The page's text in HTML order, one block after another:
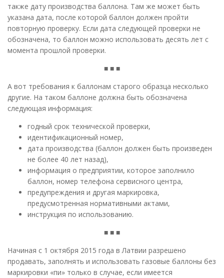
также дату производства баллона. Там же может быть
указана дата, после которой баллон должен пройти
повторную проверку. Если дата следующей проверки не
обозначена, то баллон можно использовать десять лет с
момента прошлой проверки.
■ ■ ■
А вот требования к баллонам старого образца несколько
другие. На таком баллоне должна быть обозначена
следующая информация:
годный срок технической проверки,
идентификационный номер,
дата производства (баллон должен быть произведен
не более 40 лет назад),
информация о предприятии, которое заполнило
баллон, номер телефона сервисного центра,
предупреждения и другая маркировка,
предусмотренная нормативными актами,
инструкция по использованию.
■ ■ ■
Начиная с 1 октября 2015 года в Латвии разрешено
продавать, заполнять и использовать газовые баллоны без
маркировки «пи» только в случае, если имеется